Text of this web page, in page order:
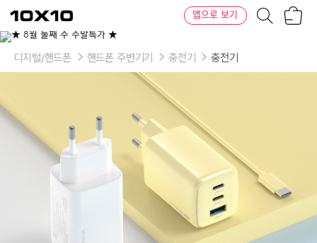
텐
바
텐
앱으로 보기
이
상
상:
화
이
디지털/핸드폰 핸드폰 주변기기 충전기 충전기